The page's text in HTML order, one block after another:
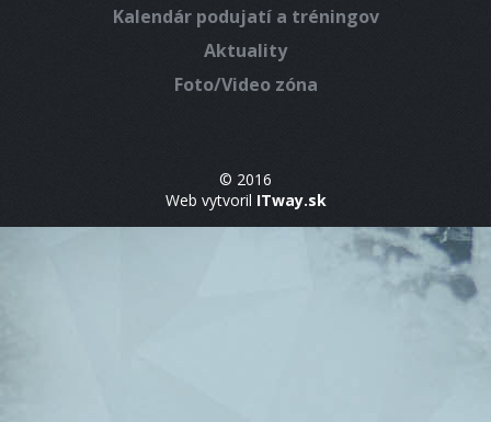
Kalendár podujatí a tréningov
Aktuality
Foto/Video zóna
© 2016
Web vytvoril ITway.sk